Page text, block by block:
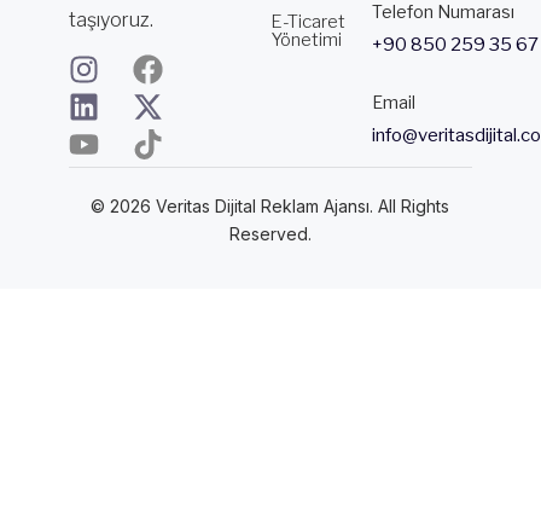
taşıyoruz.
I
n
s
t
g
F
a
c
e
o
L
i
n
k
d
X
-
t
w
t
Y
o
u
t
b
T
i
k
t
k
E-Ticaret
Yönetimi
Telefon Numarası
+90 850 259 35 67
Email
© 2026 Veritas Dijital Reklam Ajansı. All Rights
Reserved.